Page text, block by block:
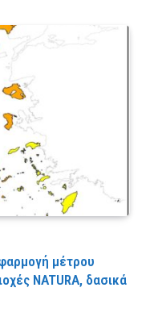
μέτρου
NATURA, δασικά